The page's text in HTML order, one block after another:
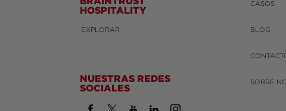
HOSPITALITY
EXPLORAR
NUESTRAS REDES
SOCIALES
CASOS
BLOG
SOBRE